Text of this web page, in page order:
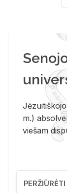
m.)
viešam
PERŽIŪRĖTI